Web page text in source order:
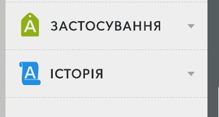
Ширина
Віковий стереотип
Об'єкт дизайну